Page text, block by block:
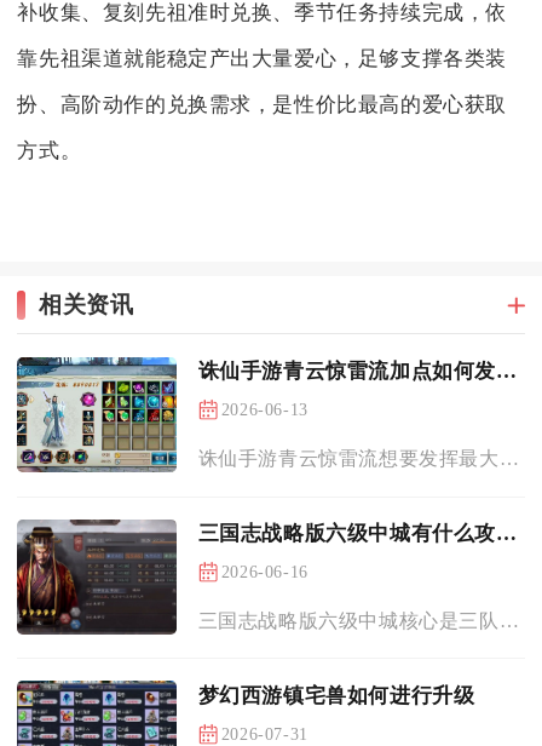
补收集、复刻先祖准时兑换、季节任务持续完成，依
靠先祖渠道就能稳定产出大量爱心，足够支撑各类装
扮、高阶动作的兑换需求，是性价比最高的爱心获取
方式。
相关资讯
诛仙手游青云惊雷流加点如何发挥最大威力
2026-06-13
诛仙手游青云惊雷流想要发挥最大威力，核心在于技能点满核心输出...
三国志战略版六级中城有什么攻略技巧
2026-06-16
三国志战略版六级中城核心是三队配兵、兵种适配、控时补刀、优先...
梦幻西游镇宅兽如何进行升级
2026-07-31